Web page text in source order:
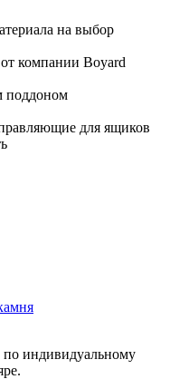
на выбор
компании Boyard
поддоном
для ящиков
по индивидуальному